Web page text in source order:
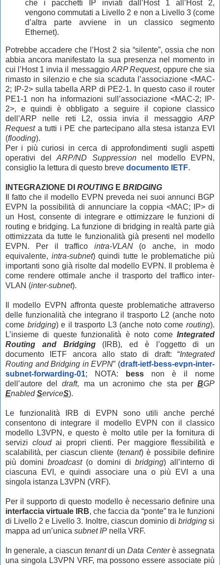
che i pacchetti IP inviati dall’Host 1 all’Host 2,
vengono commutati a Livello 2 e non a Livello 3 (come
d’altra parte avviene in un classico segmento
Ethernet).
Potrebbe accadere che l’Host 2 sia “silente”, ossia che non
abbia ancora manifestato la sua presenza nel momento in
cui l’Host 1 invia il messaggio ARP Request, oppure che sia
rimasto in silenzio e che sia scaduta l’associazione <MAC-
2; IP-2> sulla tabella ARP di PE2-1. In questo caso il router
PE1-1 non ha informazioni sull’associazione <MAC-2; IP-
2>, e quindi è obbligato a seguire il copione classico
dell’ARP nelle reti L2, ossia invia il messaggio ARP
Requesta tutti i PE che partecipano alla stesa istanza EVI
(flooding).
Per i più curiosi in cerca di approfondimenti sugli aspetti
operativi del ARP/ND Suppression nel modello EVPN,
consiglio la lettura di questo breve documento IETF.
INTEGRAZIONE DI ROUTING E BRIDGING
Il fatto che il modello EVPN preveda nei suoi annunci BGP
EVPN la possibilità di annunciare la coppia <MAC; IP> di
un Host, consente di integrare e ottimizzare le funzioni di
routing e bridging. La funzione di bridging in realtà parte già
ottimizzata da tutte le funzionalità già presenti nel modello
EVPN. Per il traffico intra-VLAN(o anche, in modo
equivalente, intra-subnet) quindi tutte le problematiche più
importanti sono già risolte dal modello EVPN. Il problema è
come rendere ottimale anche il trasporto del traffico inter-
VLAN (inter-subnet).
Il modello EVPN affronta queste problematiche attraverso
delle funzionalità che integrano il trasporto L2 (anche noto
come bridging) e il trasporto L3 (anche noto comerouting).
L’insieme di queste funzionalità è noto come Integrated
Routing and Bridging(IRB), ed è l’oggetto di un
documento IETF ancora allo stato di draft: “Integrated
Routing and Bridging in EVPN” (draft-ietf-bess-evpn-inter-
subnet-forwarding-01; NOTA: bess non è il nome
dell’autore deldraft, ma un acronimo che sta perBGP
EnabledServiceS).
Le funzionalità IRB di EVPN sono utili anche perché
consentono di integrare il modello EVPN con il classico
modello L3VPN, e questo è molto utile per la fornitura di
servizi cloudai propri clienti. Per maggiore flessibilità e
scalabilità, per ciascun cliente (tenant) è possibile definire
più dominibroadcast (o domini di bridging) all’interno di
ciascuna EVI, e quindi associare una o più EVI a una
singola istanza L3VPN (VRF).
Per il supporto di questo modello è necessario definire una
interfaccia virtuale IRB, che faccia da “ponte” tra le funzioni
di Livello 2 e Livello 3. Inoltre, ciascun dominio di bridgingsi
mappa ad un’unica subnet IP nella VRF.
In generale, a ciascun tenantdi unData Centerè assegnata
una singola L3VPN VRF, ma possono essere associate più